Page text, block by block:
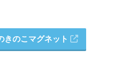
きのこマグネット